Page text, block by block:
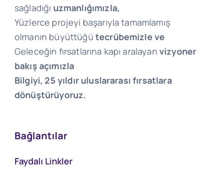
sağladığı uzmanlığımızla,
Yüzlerce projeyi başarıyla tamamlamış
olmanın büyüttüğü tecrübemizle ve
Geleceğin fırsatlarına kapı aralayan vizyoner
bakış açımızla
Bilgiyi, 25 yıldır uluslararası fırsatlara
dönüştürüyoruz.
Bağlantılar
Faydalı Linkler